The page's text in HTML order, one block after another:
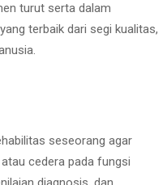
turut serta dalam
terbaik dari segi kualitas,
seseorang agar
cedera pada fungsi